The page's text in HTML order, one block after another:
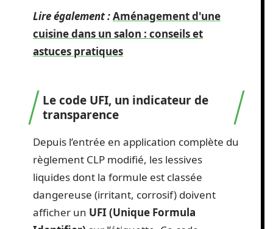
Lire également :Aménagement d'une
cuisine dans un salon : conseils et
astuces pratiques
Le code UFI, un indicateur de
transparence
Depuis l’entrée en application complète du
règlement CLP modifié, les lessives
liquides dont la formule est classée
dangereuse (irritant, corrosif) doivent
afficher un UFI (Unique Formula